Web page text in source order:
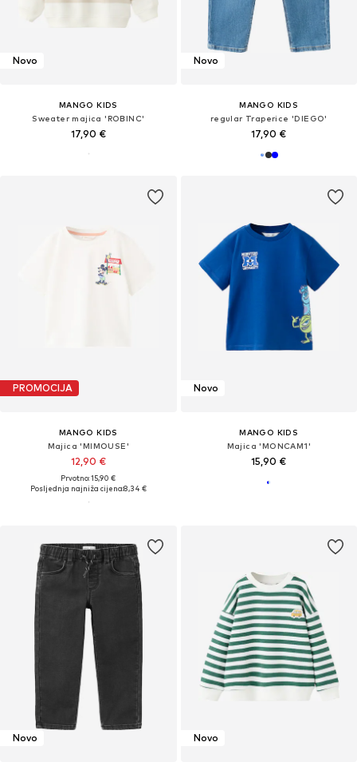
Novo
MANGO KIDS
Sweater majica 'ROBINC'
17,90 €
Novo
MANGO KIDS
regular Traperice 'DIEGO'
17,90 €
PROMOCIJA
MANGO KIDS
Majica 'MIMOUSE'
12,90 €
Prvotno: 15,90 €
Posljednja najniža cijena:8,34 €
Novo
MANGO KIDS
Majica 'MONCAM1'
15,90 €
Novo Novo